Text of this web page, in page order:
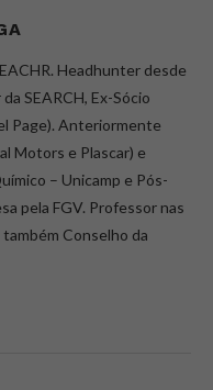
Headhunter desde
SEARCH, Ex-Sócio
Page). Anteriormente
Motors e Plascar) e
– Unicamp e Pós-
pela FGV. Professor nas
Conselho da